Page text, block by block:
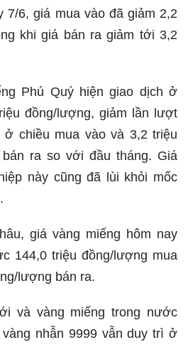
7/6, giá mua vào đã giảm 2,2
khi giá bán ra giảm tới 3,2
Phú Quý hiện giao dịch ở
đồng/lượng, giảm lần lượt
ở chiều mua vào và 3,2 triệu
ra so với đầu tháng. Giá
này cũng đã lùi khỏi mốc
giá vàng miếng hôm nay
144,0 triệu đồng/lượng mua
lượng bán ra.
và vàng miếng trong nước
nhẫn 9999 vẫn duy trì ở